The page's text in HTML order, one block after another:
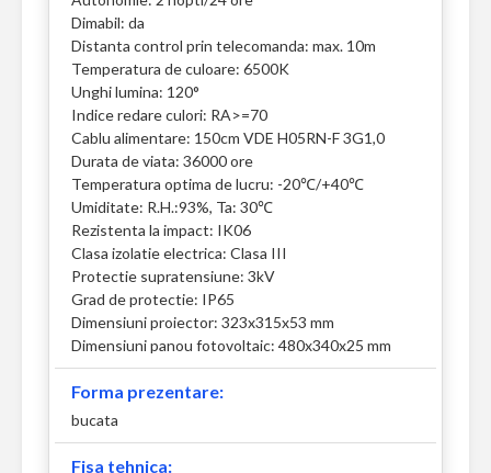
Dimabil: da
Distanta control prin telecomanda: max. 10m
Temperatura de culoare: 6500K
Unghi lumina: 120°
Indice redare culori: RA>=70
Cablu alimentare: 150cm VDE H05RN-F 3G1,0
Durata de viata: 36000 ore
Temperatura optima de lucru: -20℃/+40℃
Umiditate: R.H.:93%, Ta: 30℃
Rezistenta la impact: IK06
Clasa izolatie electrica: Clasa III
Protectie supratensiune: 3kV
Grad de protectie: IP65
Dimensiuni proiector: 323x315x53 mm
Dimensiuni panou fotovoltaic: 480x340x25 mm
Forma prezentare:
bucata
Fisa tehnica: